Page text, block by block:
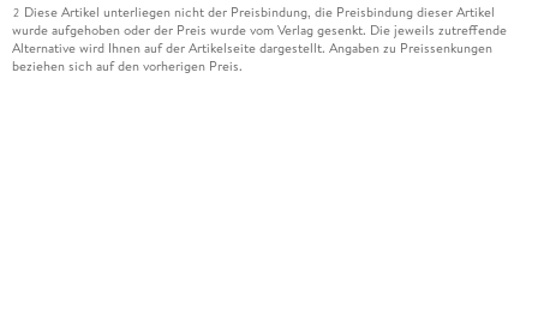
2 Diese Artikel unterliegen nicht der Preisbindung, die Preisbindung dieser Artikel
wurde aufgehoben oder der Preis wurde vom Verlag gesenkt. Die jeweils zutreffende
Alternative wird Ihnen auf der Artikelseite dargestellt. Angaben zu Preissenkungen
beziehen sich auf den vorherigen Preis.